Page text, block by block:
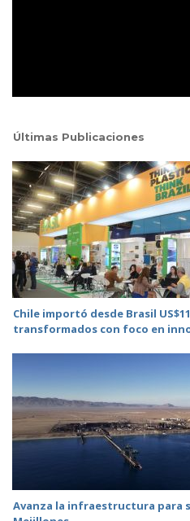
Últimas Publicaciones
Chile importó desde Brasil
transformados con foco en
Avanza la infraestructura para